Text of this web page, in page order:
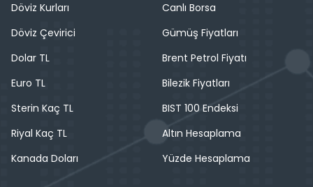
Döviz Kurları
Döviz Çevirici
Dolar TL
Euro TL
Sterin Kaç TL
Riyal Kaç TL
Kanada Doları
Canlı Borsa
Gümüş Fiyatları
Brent Petrol Fiyatı
Bilezik Fiyatları
BIST 100 Endeksi
Altın Hesaplama
Yüzde Hesaplama